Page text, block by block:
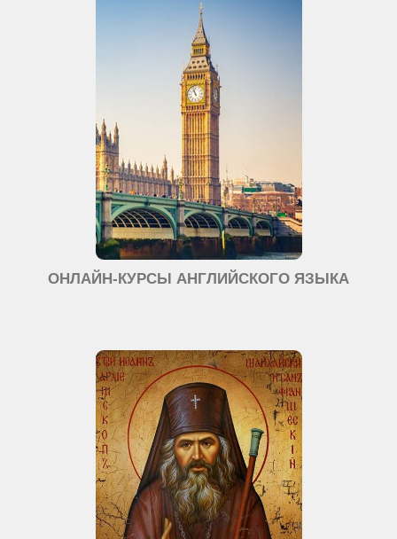
ОНЛАЙН-КУРСЫ АНГЛИЙСКОГО ЯЗЫКА